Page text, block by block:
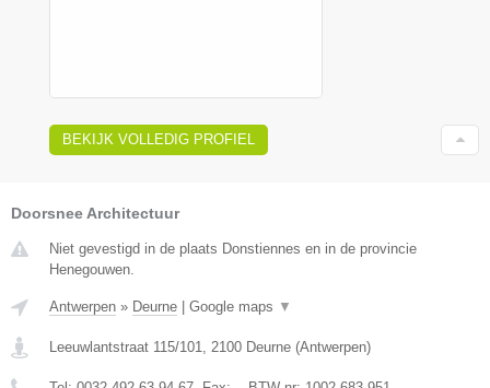
BEKIJK VOLLEDIG PROFIEL
Doorsnee Architectuur
Niet gevestigd in de plaats Donstiennes en in de provincie
Henegouwen.
Antwerpen » Deurne Google maps ▼
Leeuwlantstraat 115/101 2100 Deurne (Antwerpen)